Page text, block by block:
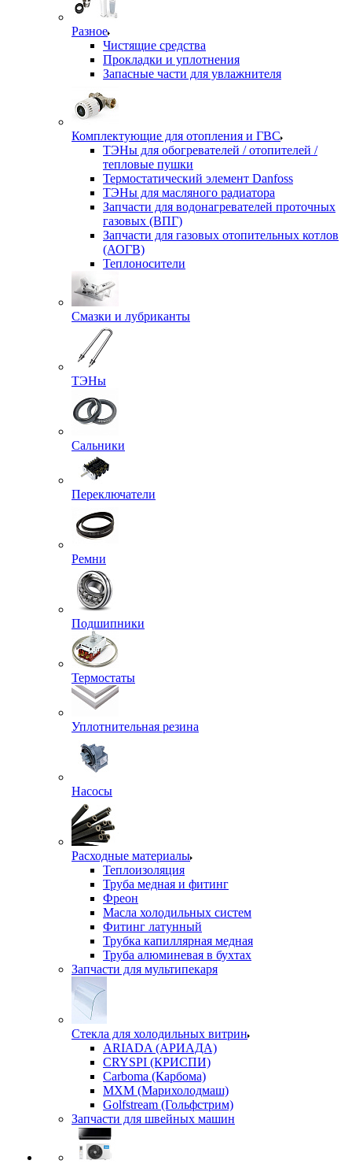
Разное
Чистящие средства
Прокладки и уплотнения
Запасные части для увлажнителя
Комплектующие для отопления и ГВС
ТЭНы для обогревателей / отопителей /
тепловые пушки
Термостатический элемент Danfoss
ТЭНы для масляного радиатора
Запчасти для водонагревателей проточных
газовых (ВПГ)
Запчасти для газовых отопительных котлов
(АОГВ)
Теплоносители
Смазки и лубриканты
ТЭНы
Сальники
Переключатели
Ремни
Подшипники
Термостаты
Уплотнительная резина
Насосы
Расходные материалы
Теплоизоляция
Труба медная и фитинг
Фреон
Масла холодильных систем
Фитинг латунный
Трубка капиллярная медная
Труба алюминевая в бухтах
Запчасти для мультипекаря
Стекла для холодильных витрин
ARIADA (АРИАДА)
CRYSPI (КРИСПИ)
Carboma (Карбома)
MXM (Марихолодмаш)
Golfstream (Гольфстрим)
Запчасти для швейных машин